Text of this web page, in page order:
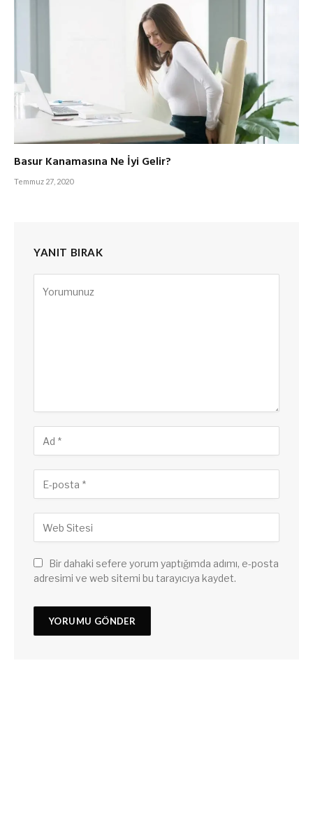
Basur Kanamasına Ne İyi Gelir?
Temmuz 27, 2020
YANIT BIRAK
Bir dahaki sefere yorum yaptığımda adımı, e-posta
adresimi ve web sitemi bu tarayıcıya kaydet.